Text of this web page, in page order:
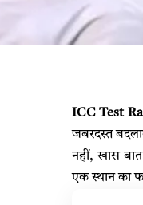
ICC Test
जबरदस्त
नहीं, खास
एक स्थान का